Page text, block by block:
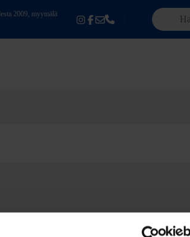
2009, myymälä